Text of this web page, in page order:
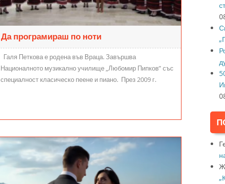
Да програмираш по ноти
Галя Петкова е родена във Враца. Завършва
Националното музикално училище „Любомир Пипков” със
специалност класическо пеене и пиано. През 2009 г.